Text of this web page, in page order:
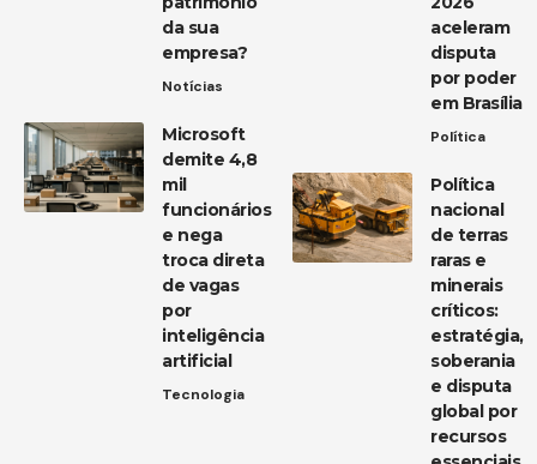
da sua
empresa?
Notícias
Microsoft
demite 4,8
mil
funcionários
e nega
troca direta
de vagas
por
inteligência
artificial
Tecnologia
aceleram
disputa
por poder
em Brasília
Política
Política
nacional
de terras
raras e
minerais
críticos:
estratégia,
soberania
e disputa
global por
recursos